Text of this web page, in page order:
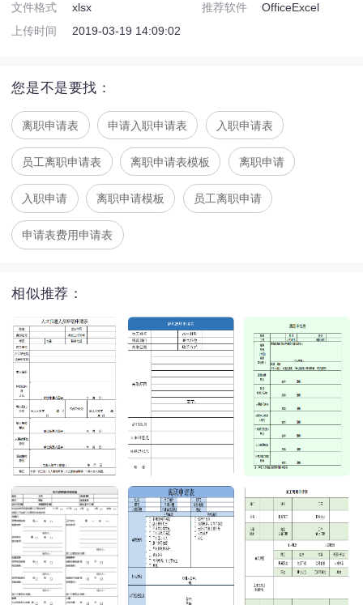
文件格式
xlsx 推荐软件
OfficeExcel
上传时间
2019-03-19 14:09:02
您是不是要找：
离职申请表 申请入职申请表 入职申请表
员工离职申请表 离职申请表模板 离职申请
入职申请 离职申请模板 员工离职申请
申请表费用申请表
相似推荐：